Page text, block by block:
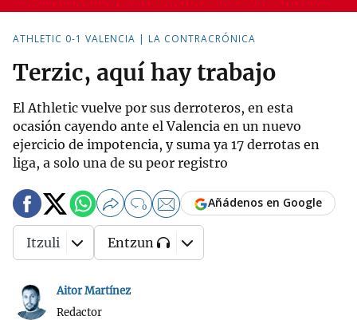
ATHLETIC 0-1 VALENCIA | LA CONTRACRÓNICA
Terzic, aquí hay trabajo
El Athletic vuelve por sus derroteros, en esta
ocasión cayendo ante el Valencia en un nuevo
ejercicio de impotencia, y suma ya 17 derrotas en
liga, a solo una de su peor registro
Aitor Martínez
Redactor
0 Añádenos en Google
Itzuli Entzun